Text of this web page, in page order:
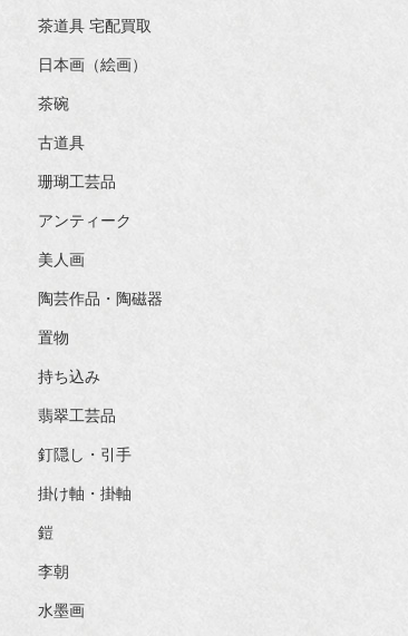
茶道具 宅配買取
日本画（絵画）
茶碗
古道具
珊瑚工芸品
アンティーク
美人画
陶芸作品・陶磁器
置物
持ち込み
翡翠工芸品
釘隠し・引手
掛け軸・掛軸
鎧
李朝
水墨画